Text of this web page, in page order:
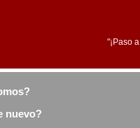
"¡Paso
nuevo?